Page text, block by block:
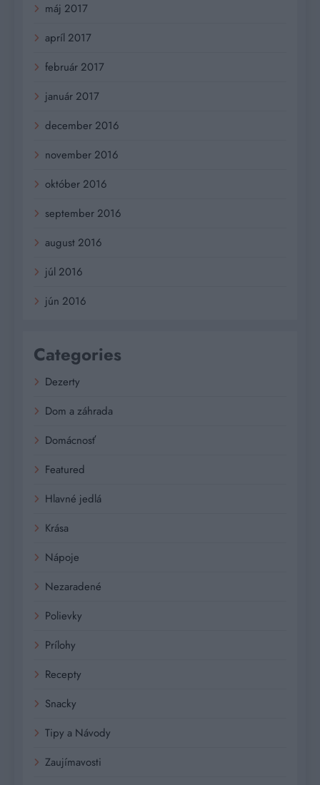
máj 2017
apríl 2017
február 2017
január 2017
december 2016
november 2016
október 2016
september 2016
august 2016
júl 2016
jún 2016
Categories
Dezerty
Dom a záhrada
Domácnosť
Featured
Hlavné jedlá
Krása
Nápoje
Nezaradené
Polievky
Prílohy
Recepty
Snacky
Tipy a Návody
Zaujímavosti